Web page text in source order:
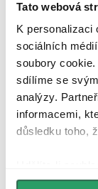
Tato webová
K personalizaci
sociálních
soubory
sdílíme se
analýzy.
informacemi,
důsledku toho,
můžeme